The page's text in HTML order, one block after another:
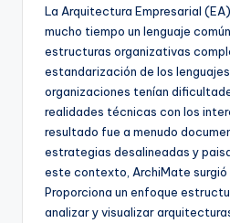
o
w
La Arquitectura Empresarial
mucho tiempo un lenguaje
estructuras organizativas
estandarización de los
organizaciones tenían
realidades técnicas con los
resultado fue a menudo
estrategias desalineadas y
este contexto, ArchiMate surgió
Proporciona un enfoque
analizar y visualizar